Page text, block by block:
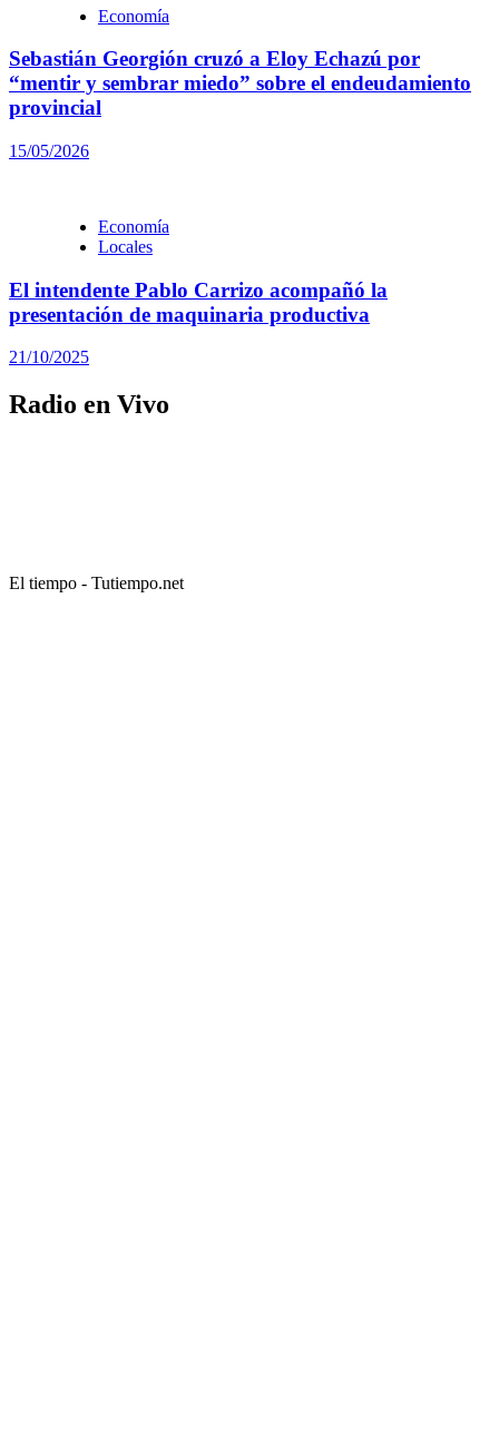
Economía
Sebastián Georgión cruzó a Eloy Echazú por
“mentir y sembrar miedo” sobre el endeudamiento
provincial
15/05/2026
Economía
Locales
El intendente Pablo Carrizo acompañó la
presentación de maquinaria productiva
21/10/2025
Radio en Vivo
El tiempo - Tutiempo.net